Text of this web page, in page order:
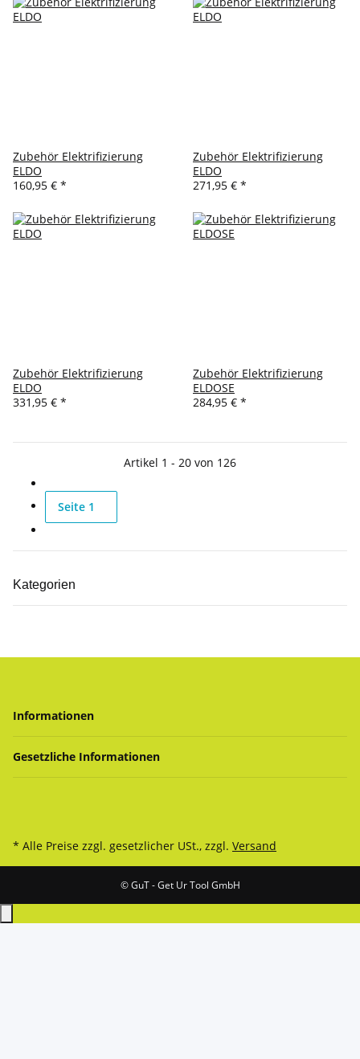
Zubehör Elektrifizierung
ELDO
160,95 € *
Zubehör Elektrifizierung
ELDO
271,95 € *
Zubehör Elektrifizierung
ELDO
331,95 € *
Zubehör Elektrifizierung
ELDOSE
284,95 € *
Artikel 1 - 20 von 126
Seite 1
Kategorien
Informationen
Gesetzliche Informationen
* Alle Preise zzgl. gesetzlicher USt., zzgl. Versand
© GuT - Get Ur Tool GmbH